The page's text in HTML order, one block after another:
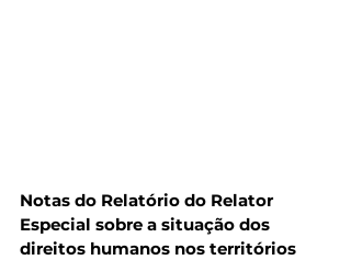
Notas do Relatório do Relator
Especial sobre a situação dos
direitos humanos nos territórios